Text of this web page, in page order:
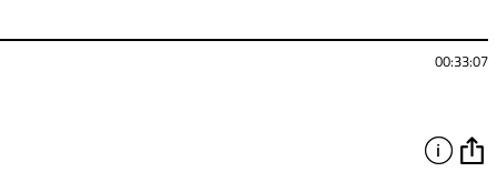
00:33:07